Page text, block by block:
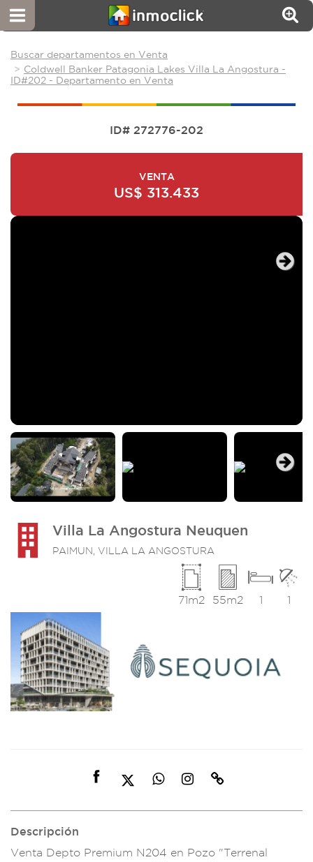
Buscar departamentos en Venta
Coldwell Banker Patagonia Lakes Villa La Angostura -
ID#202 - Departamento en Venta
ID# 272776-202
VENTA
US$ 313.433
Villa La Angostura Neuquen
PAIMUN, VILLA LA ANGOSTURA
1
1
55m2
71m2
Descripción
Venta Depto Premium N204 en Pozo "Terrenal